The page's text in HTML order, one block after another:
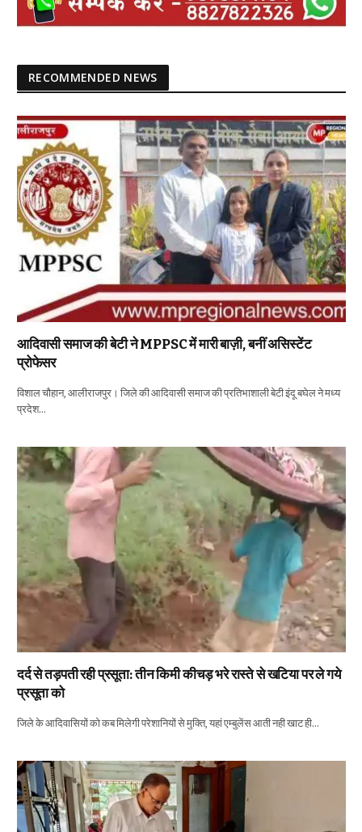
RECOMMENDED NEWS
आदिवासी समाज की बेटी ने MPPSC में मारी बाज़ी, बनीं असिस्टेंट
प्रोफेसर
विशाल चौहान, आलीराजपुर। जिले की आदिवासी समाज की प्रतिभाशाली बेटी इंदू बघेल ने मध्य
प्रदेश…
दर्द से तड़पती रही प्रसूता: तीन किमी कीचड़ भरे रास्ते से खटिया पर ले गये
प्रसूता को
जिले के आदिवासियों को कब मिलेगी परेशानियों से मुक्ति, यहां एम्बुलेंस आती नही खाट ही…